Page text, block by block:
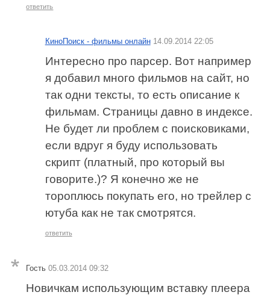
ответить
КиноПоиск - фильмы онлайн 14.09.2014 22:05
Интересно про парсер. Вот например
я добавил много фильмов на сайт, но
так одни тексты, то есть описание к
фильмам. Страницы давно в индексе.
Не будет ли проблем с поисковиками,
если вдруг я буду использовать
скрипт (платный, про который вы
говорите.)? Я конечно же не
тороплюсь покупать его, но трейлер с
ютуба как не так смотрятся.
ответить
Гость 05.03.2014 09:32
Новичкам использующим вставку плеера